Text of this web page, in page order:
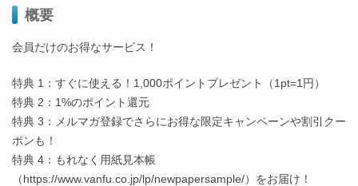
概要
会員だけのお得なサービス！
特典 1：すぐに使える！1,000ポイントプレゼント（1pt=1円）
特典 2：1%のポイント還元
特典 3：メルマガ登録でさらにお得な限定キャンペーンや割引クー
ポンも！
特典 4：もれなく用紙見本帳
（https://www.vanfu.co.jp/lp/newpapersample/）をお届け！